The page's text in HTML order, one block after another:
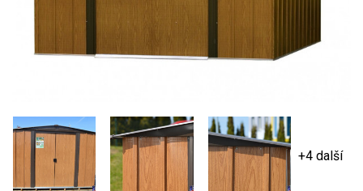
+4 další